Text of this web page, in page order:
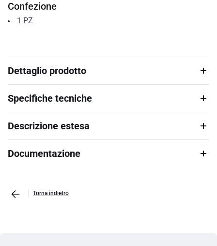
Confezione
1 PZ
Dettaglio prodotto
Specifiche tecniche
Descrizione estesa
Documentazione
Torna indietro